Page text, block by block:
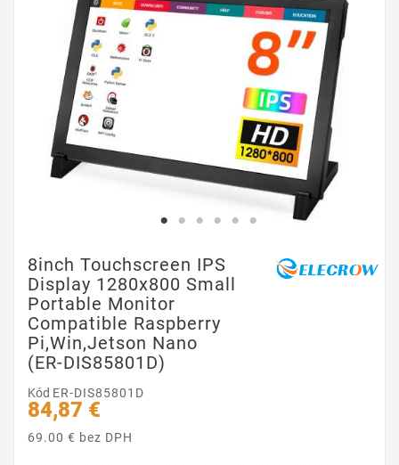
8inch Touchscreen IPS
Display 1280x800 Small
Portable Monitor
Compatible Raspberry
Pi,Win,Jetson Nano
(ER-DIS85801D)
Kód ER-DIS85801D
84,87 €
69.00 € bez DPH